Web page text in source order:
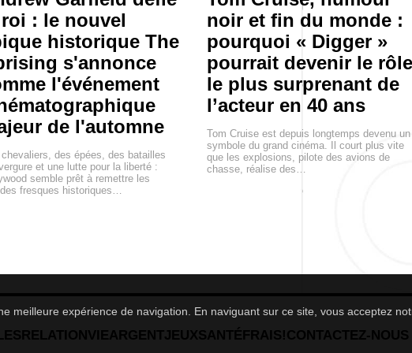
: le nouvel
historique The
s'annonce
l'événement
de l'automne
des épées, des batailles
et une lutte pour la liberté :
semble prêt à remettre les
fresques historiques…
noir et fin du monde :
pourquoi « Digger »
pourrait devenir le rôle
le plus surprenant de
l’acteur en 40 ans
Tom Cruise est depuis longtemps devenu un
symbole du grand cinéma. Il court plus vite
que les explosions, pilote des avions de
chasse, réalise des…
RELATIONVIEARGENTJEUXSANTÉFRAIS!CONTACTEZ-NOUS
meilleure expérience de navigation. En naviguant sur ce site, vous acceptez